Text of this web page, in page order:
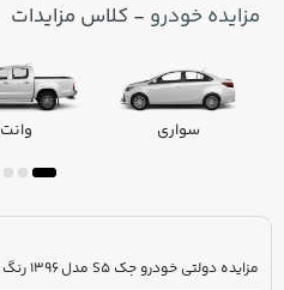
مزایده خودرو - کلاس مزایدات
سواری وانت
مزایده دولتی خودرو جک S5 مدل 1396 رنگ سفید